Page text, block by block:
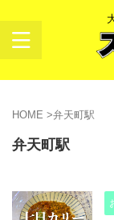
HOME >弁天町駅
弁天町駅